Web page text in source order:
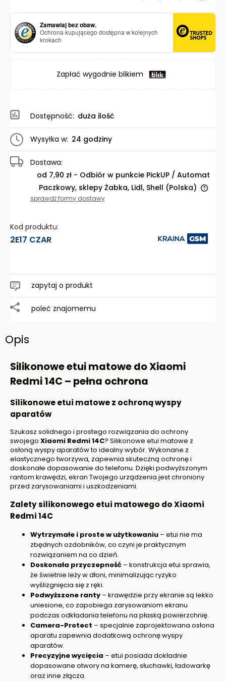
Zamawiaj bez obaw.
Ochrona kupującego dostępna w kolejnych
krokach
Zapłać wygodnie blikiem
Dostępność: duża ilość
Wysyłka w: 24 godziny
Dostawa:
od 7,90 zł - Odbiór w punkcie PickUP / Automat
Paczkowy, sklepy Żabka, Lidl, Shell (Polska)
Cena nie zawiera ewentualnych kosztów płatności
sprawdź formy dostawy
Kod produktu:
2E17 CZAR
zapytaj o produkt
poleć znajomemu
Opis
Silikonowe etui matowe do Xiaomi
Redmi 14C – pełna ochrona
Silikonowe etui matowe z ochroną wyspy
aparatów
Szukasz solidnego i prostego rozwiązania do ochrony
swojego Xiaomi Redmi 14C? Silikonowe etui matowe z
osłoną wyspy aparatów to idealny wybór. Wykonane z
elastycznego tworzywa, zapewnia skuteczną ochronę i
doskonałe dopasowanie do telefonu. Dzięki podwyższonym
rantom krawędzi, ekran Twojego urządzenia jest chroniony
przed zarysowaniami i uszkodzeniami.
Zalety silikonowego etui matowego doXiaomi
Redmi 14C
Wytrzymałe i proste w użytkowaniu – etui nie ma
zbędnych ozdobników, co czyni je praktycznym
rozwiązaniem na co dzień.
Doskonała przyczepność – konstrukcja etui sprawia,
że świetnie leży w dłoni, minimalizując ryzyko
wyślizgnięcia się z ręki.
Podwyższone ranty – krawędzie przy ekranie są lekko
uniesione, co zapobiega zarysowaniom ekranu
podczas odkładania telefonu na płaską powierzchnię.
Camera-Protect – specjalnie zaprojektowana osłona
aparatu zapewnia dodatkową ochronę wyspy
aparatów.
Precyzyjne wycięcia – etui posiada dokładnie
dopasowane otwory na kamerę, słuchawki, ładowarkę
oraz inne złącza.